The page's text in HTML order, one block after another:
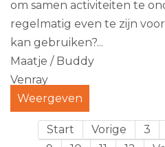
om samen activiteiten te
regelmatig even te zijn
kan gebruiken?...
Maatje / Buddy
Venray
Weergeven
Start Vorige 3